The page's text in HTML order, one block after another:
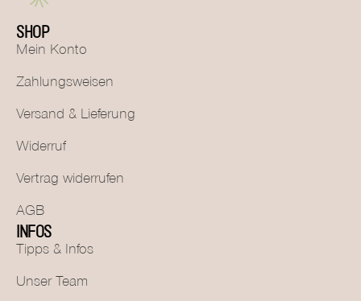
SHOP
Mein Konto
Zahlungsweisen
Versand & Lieferung
Widerruf
Vertrag widerrufen
AGB
INFOS
Tipps & Infos
Unser Team